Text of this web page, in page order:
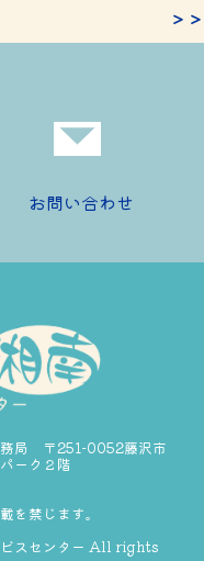
＞＞
お問い合わせ
務局 〒251-0052藤沢市
ーク２階
を禁じます。
スセンター All rights